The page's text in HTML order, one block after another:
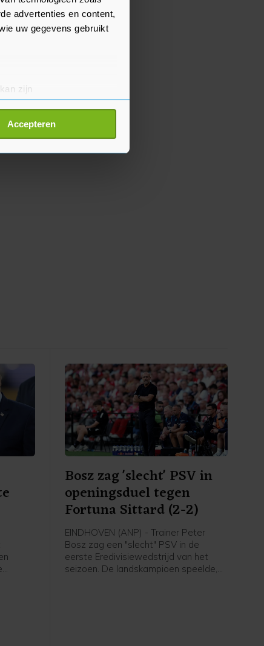
advertenties en content,
uw gegevens gebruikt
zijn
Accepteren
Bosz zag 'slecht' PSV in
openingsduel tegen
Fortuna Sittard (2-2)
EINDHOVEN (ANP) - Trainer Peter
Bosz zag een "slecht" PSV in de
eerste Eredivisiewedstrijd van het
seizoen. De landskampioen speelde,